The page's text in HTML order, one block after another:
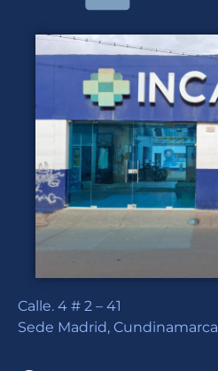
Calle. 4 # 2 – 41
Sede Madrid, Cundinamarca